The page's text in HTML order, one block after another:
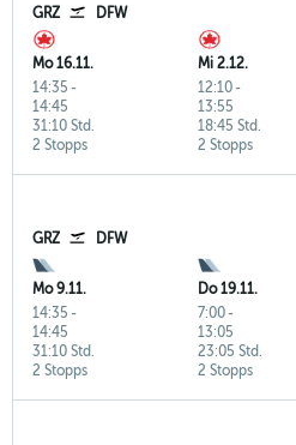
GRZ DFW
Mo 16.11.
14:35 -
14:45
2 Stopps
31:10 Std.
Mi 2.12.
12:10-
13:55
2 Stopps
18:45 Std.
GRZ DFW
Mo 9.11.
14:35 -
14:45
2 Stopps
31:10 Std.
Do 19.11.
7:00-
13:05
2 Stopps
23:05 Std.